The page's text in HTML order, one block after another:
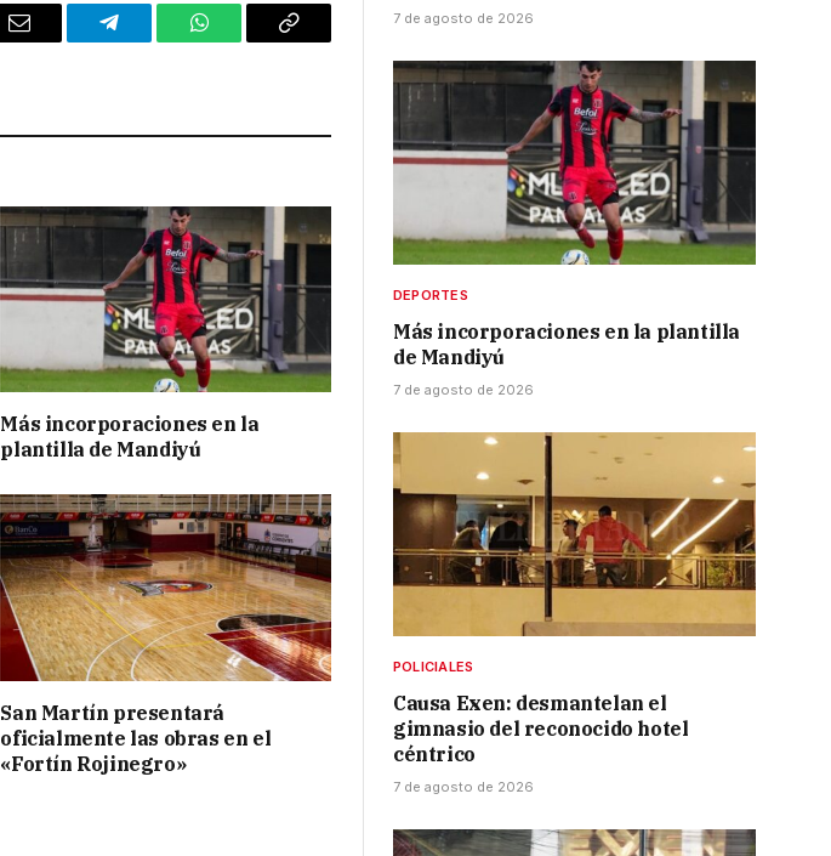
Email Telegram WhatsAppCopy
Más incorporaciones en la
plantilla de Mandiyú
San Martín presentará
oficialmente las obras en el
«Fortín Rojinegro»
7 de agosto de 2026
DEPORTES
Más incorporaciones en la plantilla
de Mandiyú
7 de agosto de 2026
POLICIALES
Causa Exen: desmantelan el
gimnasio del reconocido hotel
céntrico
7 de agosto de 2026